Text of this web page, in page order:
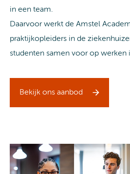
in een team.
Daarvoor werkt de Amstel
praktijkopleiders in de
studenten samen voor op werken
Bekijk ons aanbod